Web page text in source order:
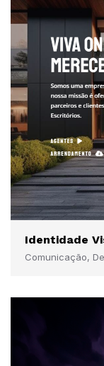
Identidade
Comunicação,